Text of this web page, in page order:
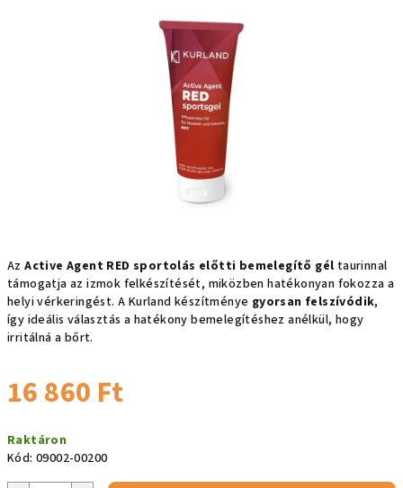
AzActive Agent RED sportolás előtti bemelegítő gél taurinnal
támogatja az izmok felkészítését, miközben hatékonyan fokozza a
helyi vérkeringést. A Kurland készítménye gyorsan felszívódik,
így ideális választás a hatékony bemelegítéshez anélkül, hogy
irritálná a bőrt.
16 860 Ft
Raktáron
Kód: 09002-00200